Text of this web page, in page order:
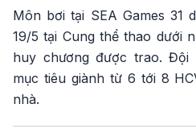
Môn bơi tại SEA Games 31
19/5 tại Cung thể thao dưới
huy chương được trao. Đội
mục tiêu giành từ 6 tới 8
nhà.